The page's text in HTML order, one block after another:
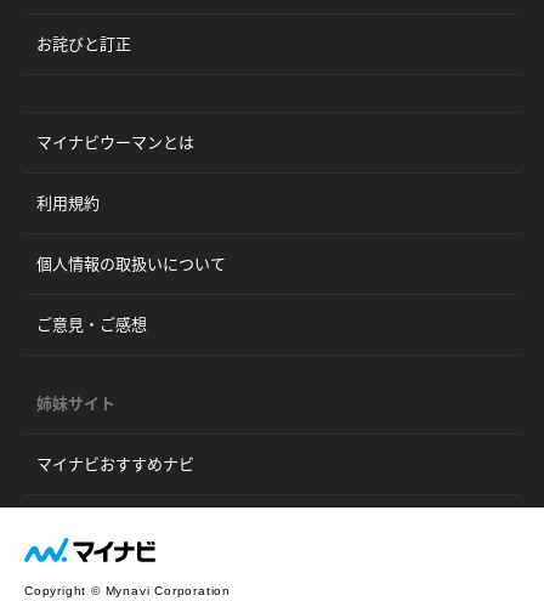
お詫びと訂正
マイナビウーマンとは
利用規約
個人情報の取扱いについて
ご意見・ご感想
姉妹サイト
マイナビおすすめナビ
Copyright © Mynavi Corporation